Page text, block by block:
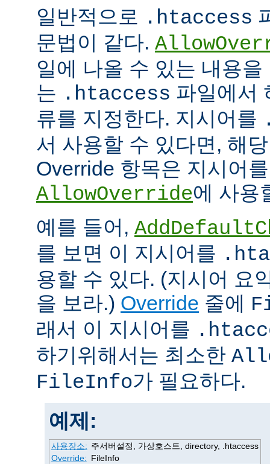
일반적으로 .htaccess
문법이 같다.
일에 나올 수 있는 내용
는 .htaccess 파일에서
류를 지정한다. 지시어를
서 사용할 수 있다면, 해
Override 항목은 지시어
AllowOverride에 사용
예를 들어,
를 보면 이 지시어를
용할 수 있다. (지시어 요
을 보라.) Override 줄에
래서 이 지시어를
하기위해서는 최소한
FileInfo가 필요하다.
예제:
사용장소: 주서버설정, 가상호스트, directory, .htaccess
Override: FileInfo